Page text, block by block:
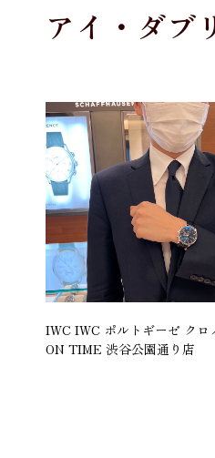
アイ・ダブ
IWC IWC ポルトギーゼ クロ
ON TIME 渋谷公園通り店